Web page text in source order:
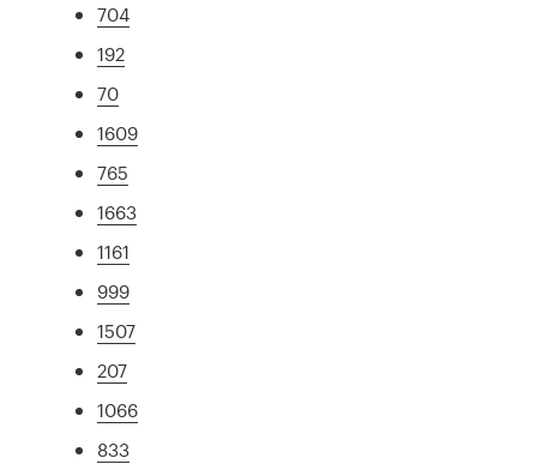
704
192
70
1609
765
1663
1161
999
1507
207
1066
833